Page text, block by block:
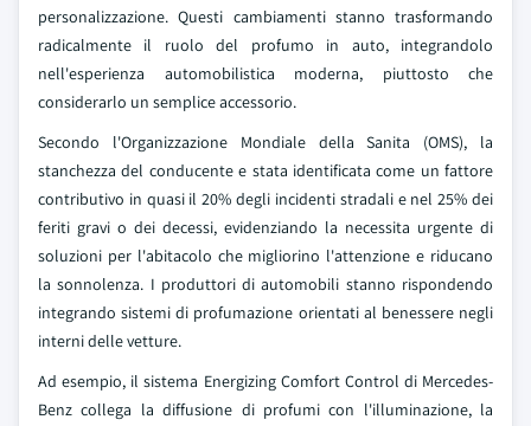
personalizzazione. Questi cambiamenti stanno trasformando
radicalmente il ruolo del profumo in auto, integrandolo
nell'esperienza automobilistica moderna, piuttosto che
considerarlo un semplice accessorio.
Secondo l'Organizzazione Mondiale della Sanita (OMS), la
stanchezza del conducente e stata identificata come un fattore
contributivo in quasi il 20% degli incidenti stradali e nel 25% dei
feriti gravi o dei decessi, evidenziando la necessita urgente di
soluzioni per l'abitacolo che migliorino l'attenzione e riducano
la sonnolenza. I produttori di automobili stanno rispondendo
integrando sistemi di profumazione orientati al benessere negli
interni delle vetture.
Ad esempio, il sistema Energizing Comfort Control di Mercedes-
Benz collega la diffusione di profumi con l'illuminazione, la